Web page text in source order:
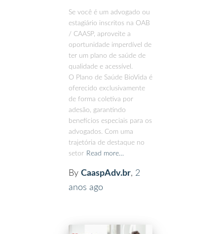
Se você é um advogado ou
estagiário inscritos na OAB
/ CAASP, aproveite a
oportunidade imperdível de
ter um plano de saúde de
qualidade e acessível.
O Plano de Saúde BioVida é
oferecido exclusivamente
de forma coletiva por
adesão, garantindo
benefícios especiais para os
advogados. Com uma
trajetória de destaque no
setor Read more…
By CaaspAdv.br, 2
anos ago